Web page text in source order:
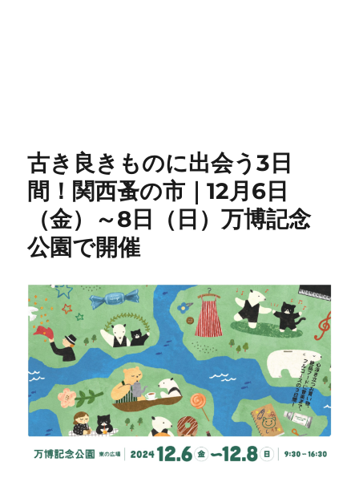
古き良きものに出会う3日
間！関西蚤の市｜12月6日
（金）～8日（日）万博記念
公園で開催